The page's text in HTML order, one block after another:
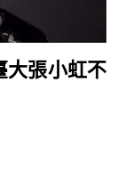
大張小虹不